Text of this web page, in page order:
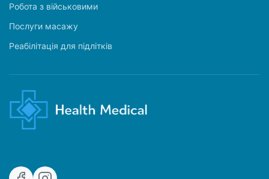
Робота з військовими
Послуги масажу
Реабілітація для підлітків